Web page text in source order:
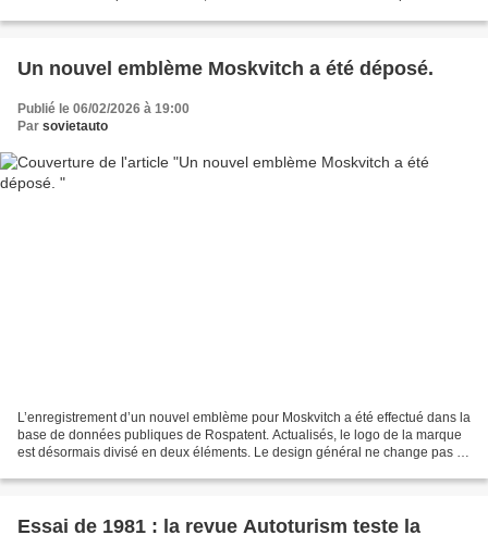
Un nouvel emblème Moskvitch a été déposé.
Publié le 06/02/2026 à 19:00
Par sovietauto
L’enregistrement d’un nouvel emblème pour Moskvitch a été effectué dans la
base de données publiques de Rospatent. Actualisés, le logo de la marque
est désormais divisé en deux éléments. Le design général ne change pas : il
Essai de 1981 : la revue Autoturism teste la